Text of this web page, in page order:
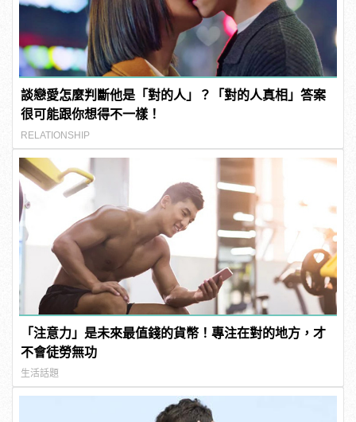
談戀愛怎麼判斷他是「對的人」？「對的人真相」答案
很可能跟你想得不一樣！
RELATIONSHIP
「注意力」是未來最值錢的貨幣！專注在對的地方，才
不會徒勞無功
生活話題